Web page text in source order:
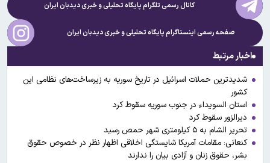
کانال رسمی تلگرام پایگاه تحلیلی و خبریدیدبان ایران
صفحه رسمی اینستاگرام پایگاه تحلیلی و خبریدیدبان ایران
اخبار مرتبط
شدیدترین حملات اسرائیل در تاریخ سوریه به زیرساخت‌های نظامی این
کشور
استان السویداء در جنوب سوریه سقوط کرد
دیرالزور سقوط کرد
تحریر الشام به ۵ کیلومتری شهر حمص رسید
کنعانی: مقامات آمریکا شایستگی اخلاقی اظهار نظر در خصوص حقوق
بشر، حقوق زنان و آزادی بیان را ندارند